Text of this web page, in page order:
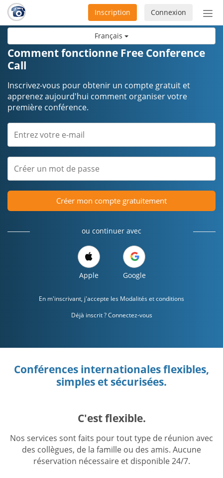
Français
ou
Connexion
Inscription
Comment fonctionne Free Conference
Call
Inscrivez-vous pour obtenir un compte gratuit et
apprenez aujourd'hui comment organiser votre
première conférence.
Créer mon compte gratuitement
ou continuer avec
Apple Google
En m'inscrivant, j'accepte les Modalités et conditions
Déjà inscrit ? Connectez-vous
Conférences internationales flexibles,
simples et sécurisées.
C'est flexible.
Nos services sont faits pour tout type de réunion avec
des collègues, de la famille ou des amis. Aucune
réservation nécessaire et disponible 24/7.